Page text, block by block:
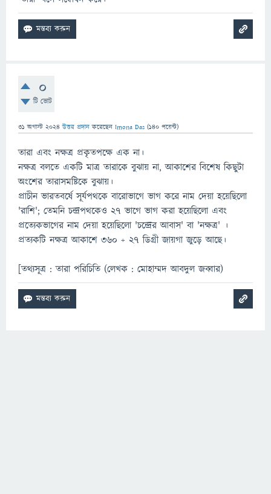
0
টি ভোট
31 অগাস্ট 2024 উত্তর প্রদান করেছেন Imona Das (140 পয়েন্ট)
তারা এবং নক্ষত্র প্রকৃতপক্ষে এক না।
নক্ষত্র বলতে একটি মাত্র তারাকে বুঝায় না, আকাশের বিশেষ কিছুটা
অংশের তারাসমষ্টিকে বুঝায়।
প্রাচীন ভারতবর্ষে সূর্যপথকে বারোভাগে ভাগ করে নাম দেয়া হয়েছিলো
'রাশি'; তেমনি চন্দ্রপথকেও ২৭ ভাগে ভাগ করা হয়েছিলো এবং
প্রত্যেকভাগের নাম দেয়া হয়েছিলো 'চন্দ্রের আবাস' বা 'নক্ষত্র' ।
প্রত্যকটি নক্ষত্র আকাশে ৩৬০ ÷ ২৭ ডিগ্রী জায়গা জুড়ে আছে।
[তথ্যসূত্র : তারা পরিচিতি (লেখক : মোহাম্মদ আবদুল জব্বার)